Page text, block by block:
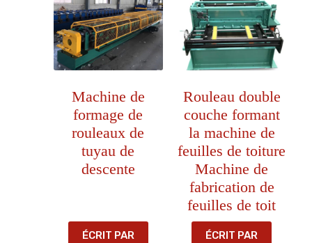
Machine de
formage de
rouleaux de
tuyau de
descente
ÉCRIT PAR
Rouleau double
couche formant
la machine de
feuilles de toiture
Machine de
fabrication de
feuilles de toit
ÉCRIT PAR